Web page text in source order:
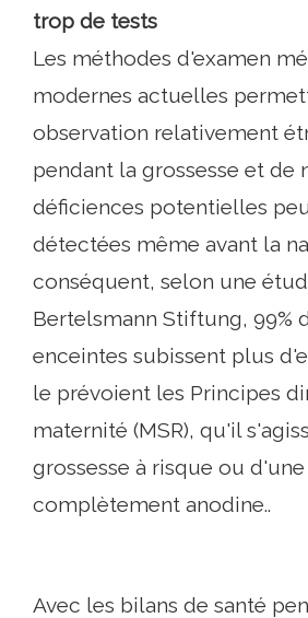
trop de tests
Les méthodes d'examen
modernes actuelles
observation relativement
pendant la grossesse et de
déficiences potentielles
détectées même avant la
conséquent, selon une
Bertelsmann Stiftung, 99%
enceintes subissent plus
le prévoient les Principes
maternité (MSR), qu'il
grossesse à risque ou
complètement anodine..
Avec les bilans de santé